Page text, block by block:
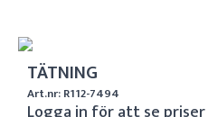
TÄTNING
Art.nr: R112-7494